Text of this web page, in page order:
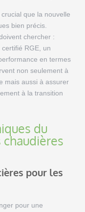
que la nouvelle
bien précis.
chercher :
certifié RGE, un
en termes
non seulement à
mais aussi à assurer
à la transition
du
pour les
pour une